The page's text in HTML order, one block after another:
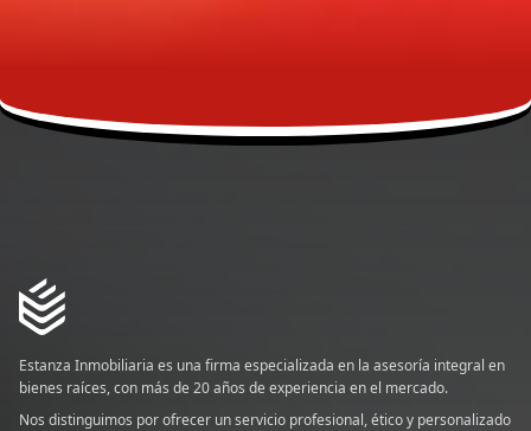
Estanza Inmobiliaria es una firma especializada en la asesoría integral en
bienes raíces, con más de 20 años de experiencia en el mercado.
Nos distinguimos por ofrecer un servicio profesional, ético y personalizado